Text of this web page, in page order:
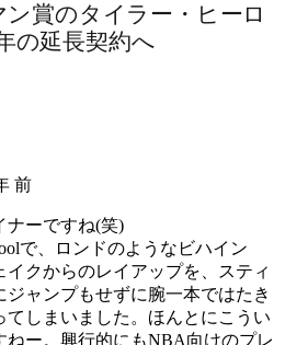
賞のタイラー・ヒーロ
の延長契約へ